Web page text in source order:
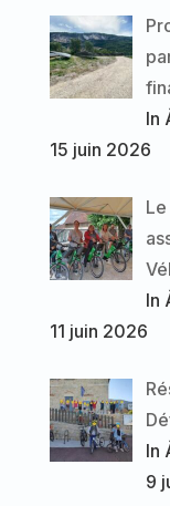
In
15 juin 2026
In
11 juin 2026
In
9